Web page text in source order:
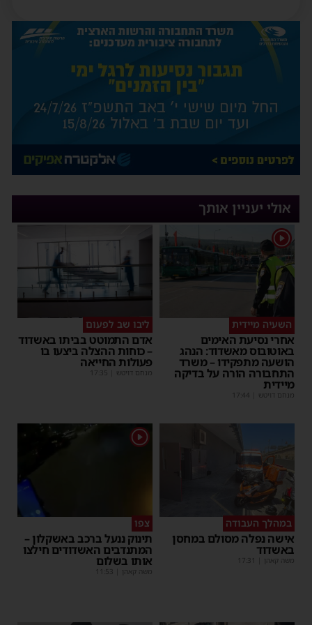
אולי יעניין אותך
1
השעיה מיידית
אחרי נסיעת האימים
באוטובוס מאשדוד: הנהג
הושעה מתפקידו – משרד
התחבורה הורה על בדיקה
מיידית
מנחם דויטש 17:44
ליבו שב לפעום
אדם התמוטט בביתו באשדוד
– כוחות ההצלה ביצעו בו
פעולות החייאה
מנחם דויטש 17:35
במהלך העבודה
אישה נפלה מסולם במחסן
באשדוד
משה קאהן 17:31
1
צפו
תינוק ננעל ברכב באשקלון –
המתנדבים האשדודים חילצו
אותו בשלום
משה קאהן 11:53